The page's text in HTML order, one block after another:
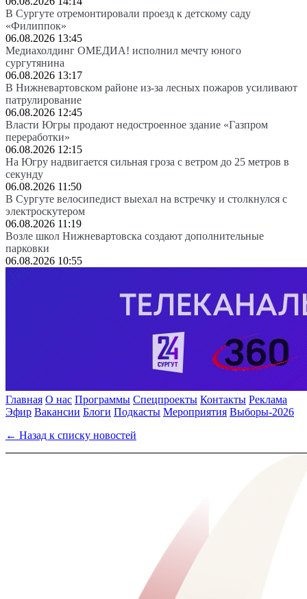
В Сургуте отремонтировали проезд к детскому саду
«Филиппок»
06.08.2026 13:45
Медиахолдинг ОМЕДИА! исполнил мечту юного
сургутянина
06.08.2026 13:17
В Нижневартовском районе из-за лесных пожаров усиливают
патрулирование
06.08.2026 12:45
Власти Югры продают недостроенное здание «Газпром
переработки»
06.08.2026 12:15
На Югру надвигается сильная гроза с ветром до 25 метров в
секунду
06.08.2026 11:50
В Сургуте велосипедист выехал на встречку и столкнулся с
электроскутером
06.08.2026 11:19
Возле школ Нижневартовска создают дополнительные
парковки
06.08.2026 10:55
Главная О нас Программы Спецпроекты Контакты Реклама
Эфир Вакансии Блоги Подкасты Мероприятия Выборы-2026
← Назад к списку новостей